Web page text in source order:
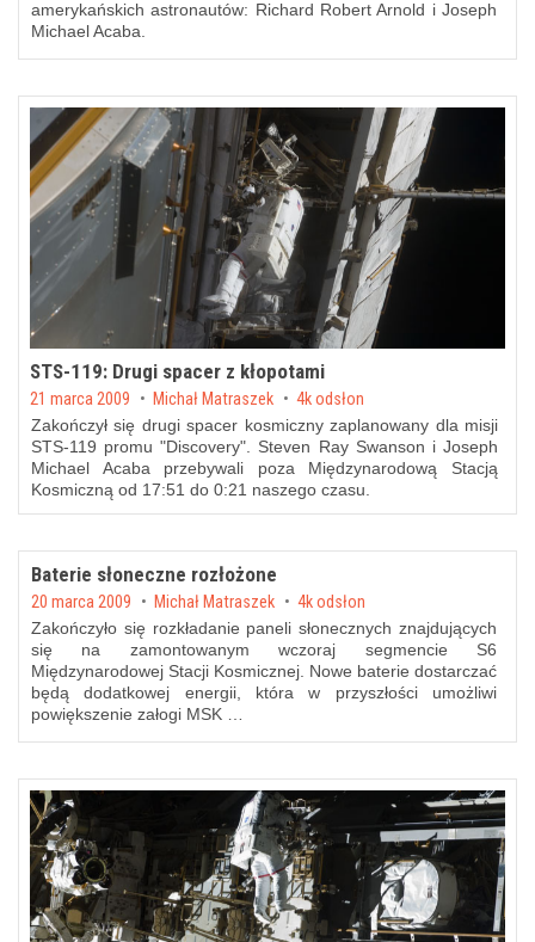
amerykańskich astronautów: Richard Robert Arnold i Joseph
Michael Acaba.
STS-119: Drugi spacer z kłopotami
Posted on
21 marca 2009 by Michał Matraszek 4k odsłon
Zakończył się drugi spacer kosmiczny zaplanowany dla misji
STS-119 promu "Discovery". Steven Ray Swanson i Joseph
Michael Acaba przebywali poza Międzynarodową Stacją
Kosmiczną od 17:51 do 0:21 naszego czasu.
Baterie słoneczne rozłożone
Posted on
20 marca 2009 by Michał Matraszek 4k odsłon
Zakończyło się rozkładanie paneli słonecznych znajdujących
się na zamontowanym wczoraj segmencie S6
Międzynarodowej Stacji Kosmicznej. Nowe baterie dostarczać
będą dodatkowej energii, która w przyszłości umożliwi
powiększenie załogi MSK …